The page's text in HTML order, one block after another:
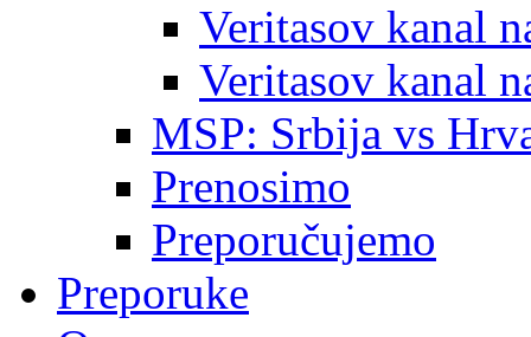
Veritasov kanal
Veritasov kanal
MSP: Srbija vs
Prenosimo
Preporučujemo
Preporuke